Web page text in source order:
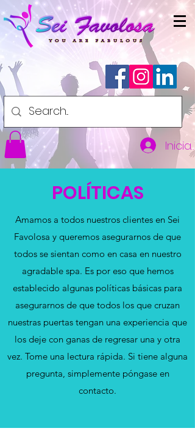
POLÍTICAS
Amamos a todos nuestros clientes en Sei
Favolosa y queremos asegurarnos de que
todos se sientan como en casa en nuestro
agradable spa. Es por eso que hemos
establecido algunas políticas básicas para
asegurarnos de que todos los que cruzan
nuestras puertas tengan una experiencia que
los deje con ganas de regresar una y otra
vez. Tome una lectura rápida. Si tiene alguna
pregunta, simplemente póngase en
contacto.